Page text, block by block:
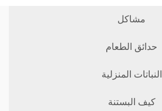
مشاكل
حدائق الطعام
النباتات المنزلية
كيف البستنة